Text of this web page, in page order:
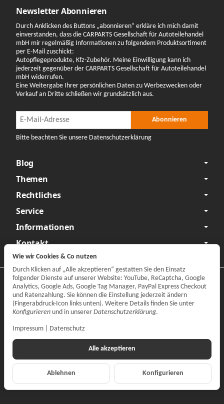
Newsletter Abonnieren
Durch Anklicken des Buttons „abonnieren“ erkläre ich mich damit
einverstanden, dass die CARPARTS Gesellschaft für Autoteilehandel
mbH mir regelmäßig Informationen zu folgendem Produktsortiment
per E-Mail zuschickt:
Autopflegeprodukte, Kfz-Zubehör. Meine Einwilligung kann ich
jederzeit gegenüber der CARPARTS Gesellschaft für Autoteilehandel
mbH widerrufen.
Eine Weitergabe Ihrer persönlichen Daten zu Werbezwecken oder
Verkauf an Dritte schließen wir grundsätzlich aus.
Newsletter Abonnieren Abonnieren
Bitte beachten Sie unsere Datenschutzerklärung
Blog
Themen
Rechtliches
Service
Informationen
Kontakt
Datenschutzerklärung •Impressum
Vertrag widerrufen
Alle Preise inkl. gesetzlicher MwSt., zzgl.Versand
© CARPARTS Gesellschaft für Autoteilehandel mbH
Alle akzeptieren
Ablehnen Konfigurieren
Wie wir Cookies & Co nutzen
Durch Klicken auf „Alle akzeptieren“ gestatten Sie den Einsatz
folgender Dienste auf unserer Website: YouTube, ReCaptcha, Google
Analytics, Google Ads, Google Tag Manager, PayPal Express Checkout
und Ratenzahlung. Sie können die Einstellung jederzeit ändern
(Fingerabdruck-Icon links unten). Weitere Details finden Sie unter
Konfigurieren und in unserer Datenschutzerklärung.
Impressum Datenschutz